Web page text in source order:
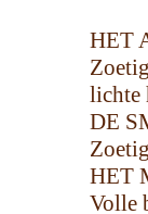
HET
lichte
DE
HET
Volle